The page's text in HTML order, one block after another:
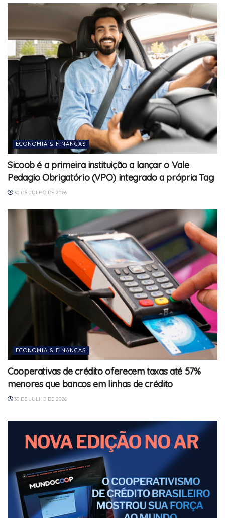
ECONOMIA & FINANÇAS
Sicoob é a primeira instituição a lançar o Vale
Pedagio Obrigatório (VPO) integrado a própria Tag
30 DE JULHO DE 2026
ECONOMIA & FINANÇAS
Cooperativas de crédito oferecem taxas até 57%
menores que bancos em linhas de crédito
30 DE JULHO DE 2026